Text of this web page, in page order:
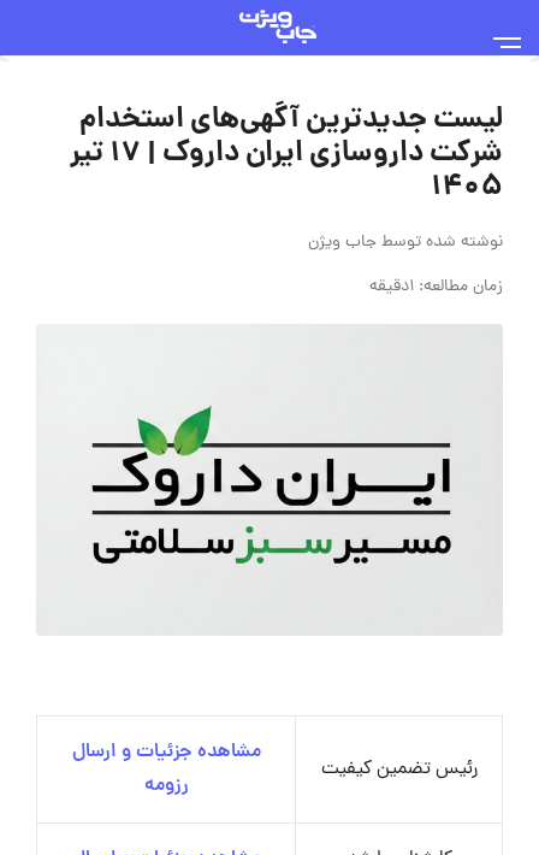
لیست جدیدترین آگهی‌های استخدام
شرکت داروسازی ایران داروک | ۱۷ تیر
۱۴۰۵
نوشته شده توسطجاب ویژن
زمان مطالعه: 1دقیقه
رئیس تضمین کیفیت
مشاهده جزئیات و ارسال
رزومه